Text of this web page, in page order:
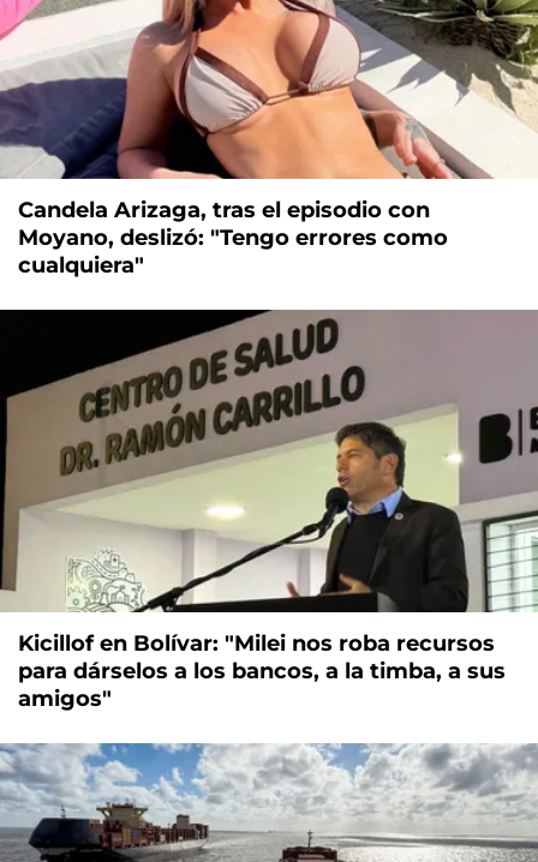
Candela Arizaga, tras el episodio con
Moyano, deslizó: "Tengo errores como
cualquiera"
Kicillof en Bolívar: "Milei nos roba recursos
para dárselos a los bancos, a la timba, a sus
amigos"